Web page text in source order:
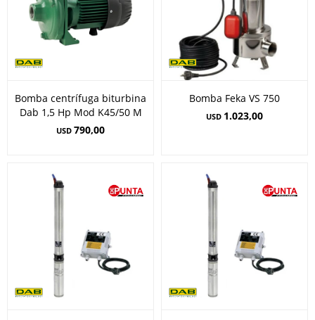
Bomba centrífuga biturbina
Dab 1,5 Hp Mod K45/50 M
USD 790,00
Bomba Feka VS 750
USD 1.023,00